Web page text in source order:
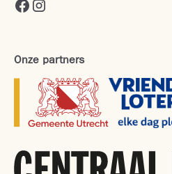
Onze partners